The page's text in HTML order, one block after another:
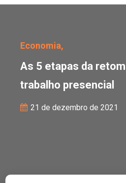
Economia,
As 5 etapas da
trabalho presencial
21 de dezembro de 2021